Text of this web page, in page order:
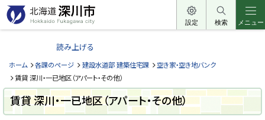
本
文
へ
ー
北
道
深
川
市
H
設定 検索 メニュー
読み上げる
ホーム 各課のページ 建設水道部 建築住宅課
空き家・空き地バンク
賃貸 深川・一已地区（アパート・その他）
賃貸 深川・一已地区（アパート・その他）